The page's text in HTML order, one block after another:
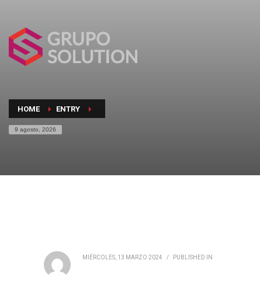
HOME ENTRY
9 agosto, 2026
MIÉRCOLES, 13 MARZO 2024 / PUBLISHED IN